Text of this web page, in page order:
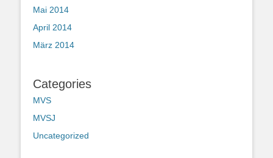
Mai 2014
April 2014
März 2014
Categories
MVS
MVSJ
Uncategorized